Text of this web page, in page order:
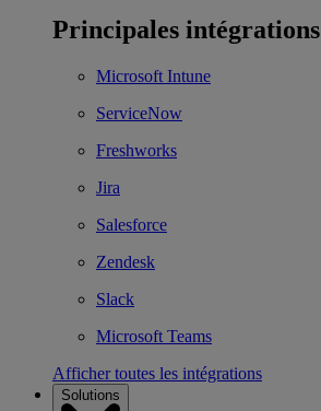
Principales intégrations
Microsoft Intune
ServiceNow
Freshworks
Jira
Salesforce
Zendesk
Slack
Microsoft Teams
Afficher toutes les intégrations
Solutions